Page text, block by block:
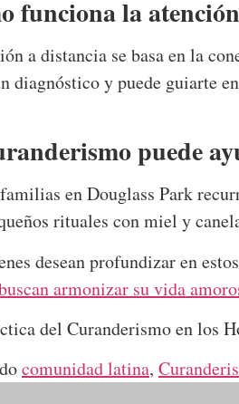
funciona la
a distancia se basa en la
diagnóstico y puede guiarte
puede
en Douglass Park
rituales con miel y
desean profundizar en
armonizar su vida
comunidad latina,